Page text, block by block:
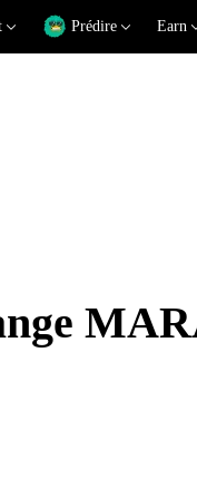
Prédire Earn